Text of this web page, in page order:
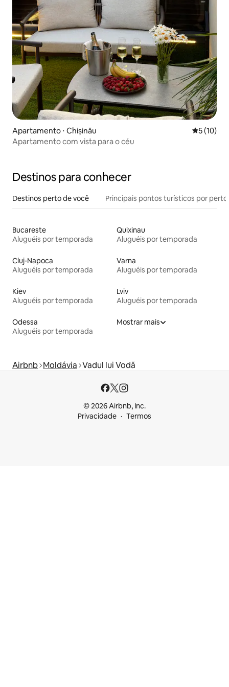
Apartamento ⋅ Chișinău 5 de uma
5 (10)
Apartamento com vista para o céu
Destinos para conhecer
Destinos perto de você Principais pontos turísticos por perto
Bucareste
Aluguéis por temporada
Quixinau
Aluguéis por temporada
Cluj-Napoca
Aluguéis por temporada
Varna
Aluguéis por temporada
Kiev
Aluguéis por temporada
Lviv
Aluguéis por temporada
Odessa
Aluguéis por temporada
Mostrar mais
Airbnb Moldávia Vadul lui Vodă
© 2026 Airbnb, Inc.
Privacidade
Termos